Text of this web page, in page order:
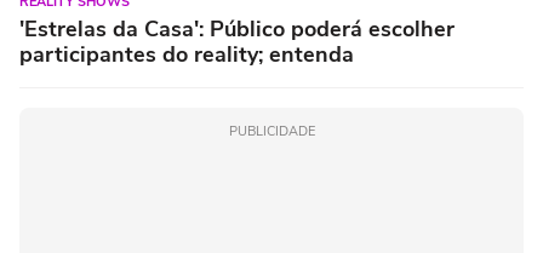
'Estrelas da Casa': Público poderá escolher
participantes do reality; entenda
PUBLICIDADE